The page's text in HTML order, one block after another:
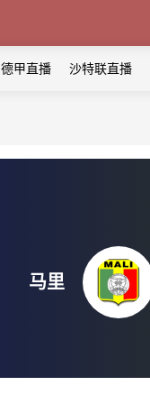
德甲直播 沙特联直播
马里